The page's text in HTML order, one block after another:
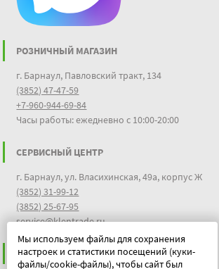
Мы используем файлы для сохранения
настроек и статистики посещений (куки-
файлы/cookie-файлы), чтобы сайт был
РОЗНИЧНЫЙ МАГАЗИН
г. Барнаул, Павловский тракт, 134
(3852) 47-47-59
+7-960-944-69-84
Часы работы: ежедневно с 10:00-20:00
СЕРВИСНЫЙ ЦЕНТР
г. Барнаул, ул. Власихинская, 49а, корпус Ж
(3852) 31-99-12
(3852) 25-67-95
service@klentrade.ru
ИНФОРМАЦИЯ